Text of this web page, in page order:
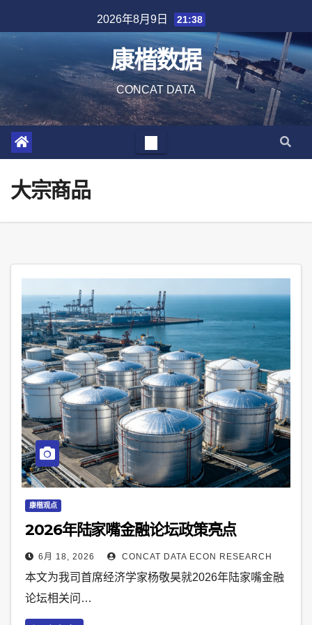
to
content
2026年8月9日 21:38
康楷数据
CONCAT DATA
大宗商品
康楷观点
2026年陆家嘴金融论坛政策亮点
6月 18, 2026 CONCAT DATA ECON RESEARCH
本文为我司首席经济学家杨敬昊就2026年陆家嘴金融
论坛相关问…